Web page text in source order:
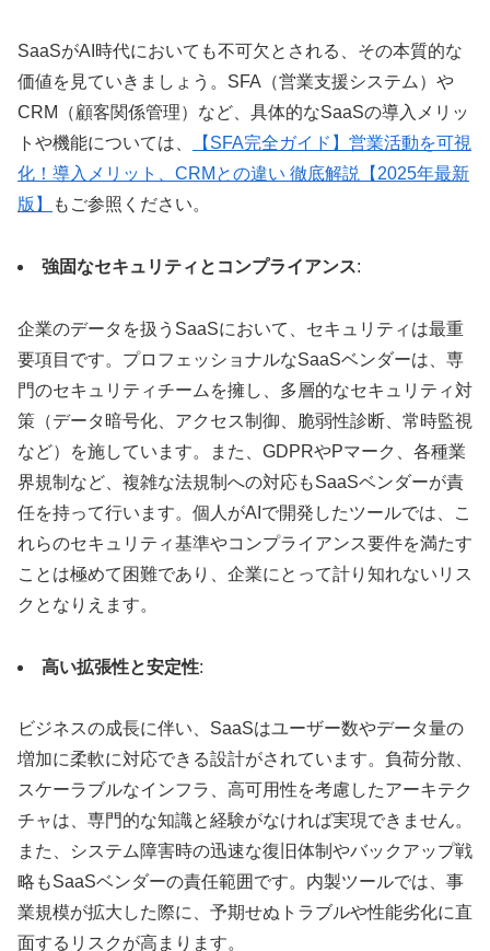
SaaSがAI時代においても不可欠とされる、その本質的な
価値を見ていきましょう。SFA（営業支援システム）や
CRM（顧客関係管理）など、具体的なSaaSの導入メリッ
トや機能については、
【SFA完全ガイド】営業活動を可視
化！導入メリット、CRMとの違い 徹底解説【2025年最新
版】
もご参照ください。
強固なセキュリティとコンプライアンス:
企業のデータを扱うSaaSにおいて、セキュリティは最重
要項目です。プロフェッショナルなSaaSベンダーは、専
門のセキュリティチームを擁し、多層的なセキュリティ対
策（データ暗号化、アクセス制御、脆弱性診断、常時監視
など）を施しています。また、GDPRやPマーク、各種業
界規制など、複雑な法規制への対応もSaaSベンダーが責
任を持って行います。個人がAIで開発したツールでは、こ
れらのセキュリティ基準やコンプライアンス要件を満たす
ことは極めて困難であり、企業にとって計り知れないリス
クとなりえます。
高い拡張性と安定性:
ビジネスの成長に伴い、SaaSはユーザー数やデータ量の
増加に柔軟に対応できる設計がされています。負荷分散、
スケーラブルなインフラ、高可用性を考慮したアーキテク
チャは、専門的な知識と経験がなければ実現できません。
また、システム障害時の迅速な復旧体制やバックアップ戦
略もSaaSベンダーの責任範囲です。内製ツールでは、事
業規模が拡大した際に、予期せぬトラブルや性能劣化に直
面するリスクが高まります。